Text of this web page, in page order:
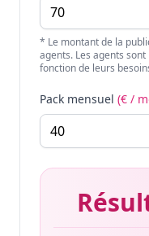
* Le montant de la
agents. Les agents
fonction de leurs
Pack mensuel (€ /